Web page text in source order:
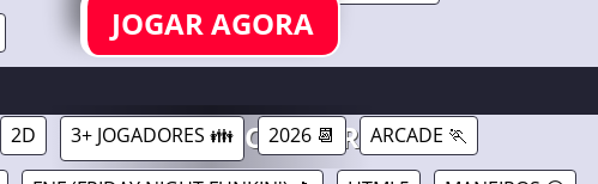
JOGAR AGORA
GAMAVERSE.COM.BR
[RESCRIPT] //
2D 3+ JOGADORES 👪 2026 📆 ARCADE 🏃